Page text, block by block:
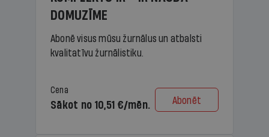
DOMUZĪME
Abonē visus mūsu žurnālus un atbalsti
kvalitatīvu žurnālistiku.
Cena
Sākot no 10,51 €/mēn. Abonēt